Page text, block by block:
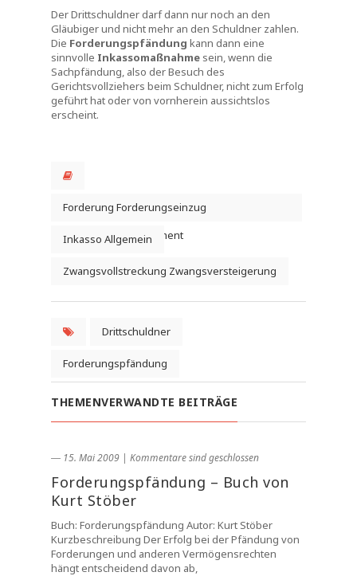
Der Drittschuldner darf dann nur noch an den
Gläubiger und nicht mehr an den Schuldner zahlen.
Die Forderungspfändung kann dann eine
sinnvolle Inkassomaßnahme sein, wenn die
Sachpfändung, also der Besuch des
Gerichtsvollziehers beim Schuldner, nicht zum Erfolg
geführt hat oder von vornherein aussichtslos
erscheint.
Forderung Forderungseinzug
Forderungsmanagement
Inkasso Allgemein
Zwangsvollstreckung Zwangsversteigerung
Drittschuldner
Forderungspfändung
THEMENVERWANDTE BEITRÄGE
― 15. Mai 2009 | Kommentare sind geschlossen
Forderungspfändung – Buch von
Kurt Stöber
Buch: Forderungspfändung Autor: Kurt Stöber
Kurzbeschreibung Der Erfolg bei der Pfändung von
Forderungen und anderen Vermögensrechten
hängt entscheidend davon ab,